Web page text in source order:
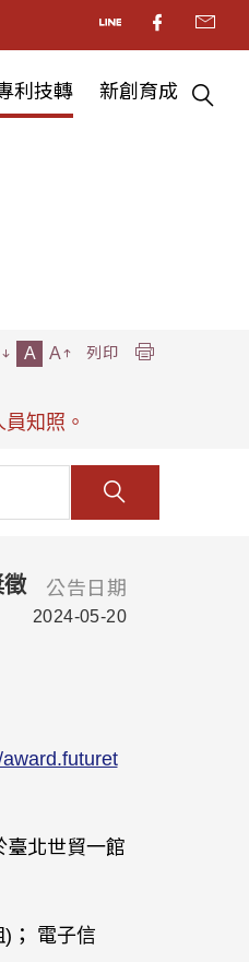
利技轉 新創育成
知照。
A A 列印
徵
公告日期
2024-05-20
臺北世貿一館
； 電子信